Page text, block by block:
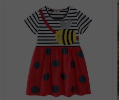
61
65
※尺寸為平鋪測量，因測量方式不
※由於螢幕顯示、拍攝光線、個人
有色差，請依收到實物顏色為準哦
退換貨須知
您所購買的商品享有7天的